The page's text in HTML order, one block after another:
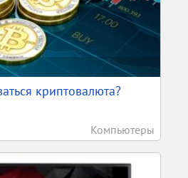
криптовалюта?
Компьютеры